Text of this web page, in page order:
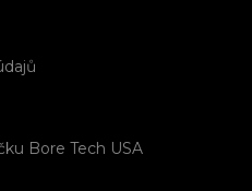
Bore Tech USA